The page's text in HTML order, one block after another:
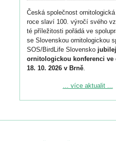
Česká společnost
roce slaví 100. výročí svého
té příležitosti pořádá ve
se Slovenskou ornitologickou
SOS/BirdLife Slovensko
ornitologickou konferenci ve
18. 10. 2026 v Brně.
Podrobnější informace ke
Registrovat se můžete do 6.
... více aktualit ...